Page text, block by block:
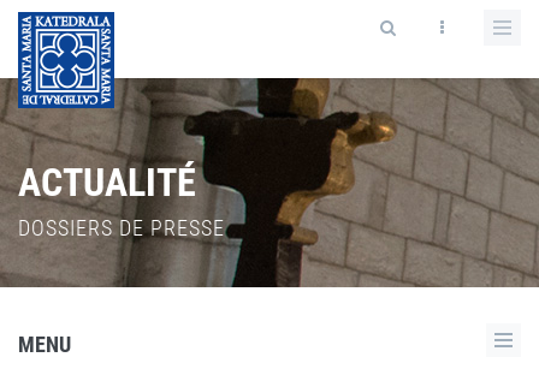
ACTUALITÉ
DOSSIERS DE PRESSE
MENU